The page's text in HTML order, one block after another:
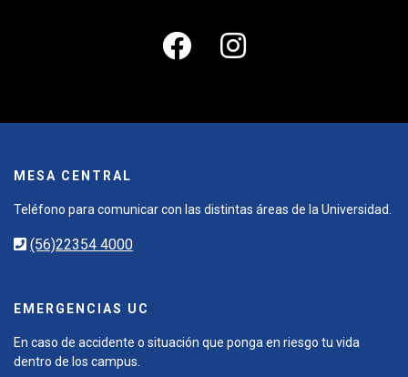
MESA CENTRAL
Teléfono para comunicar con las distintas áreas de la Universidad.
(56)22354 4000
EMERGENCIAS UC
En caso de accidente o situación que ponga en riesgo tu vida
dentro de los campus.